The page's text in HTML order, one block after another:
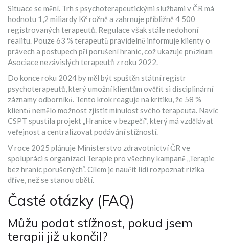
Situace se mění. Trh s psychoterapeutickými službami v ČR má
hodnotu 1,2 miliardy Kč ročně a zahrnuje přibližně 4 500
registrovaných terapeutů. Regulace však stále nedohoní
realitu. Pouze 63 % terapeutů pravidelně informuje klienty o
právech a postupech při porušení hranic, což ukazuje průzkum
Asociace nezávislých terapeutů z roku 2022.
Do konce roku 2024 by měl být spuštěn státní registr
psychoterapeutů, který umožní klientům ověřit si disciplinární
záznamy odborníků. Tento krok reaguje na kritiku, že 58 %
klientů nemělo možnost zjistit minulost svého terapeuta. Navíc
CSPT spustila projekt „Hranice v bezpečí“, který má vzdělávat
veřejnost a centralizovat podávání stížností.
V roce 2025 plánuje Ministerstvo zdravotnictví ČR ve
spolupráci s organizací Terapie pro všechny kampaně „Terapie
bez hranic porušených“. Cílem je naučit lidi rozpoznat rizika
dříve, než se stanou obětí.
Časté otázky (FAQ)
Můžu podat stížnost, pokud jsem
terapii již ukončil?